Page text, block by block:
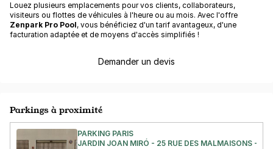
Louez plusieurs emplacements pour vos clients, collaborateurs,
visiteurs ou flottes de véhicules à l'heure ou au mois. Avec l'offre
Zenpark Pro Pool, vous bénéficiez d'un tarif avantageux, d'une
facturation adaptée et de moyens d'accès simplifiés !
Demander un devis
Parkings à proximité
PARKING PARIS
JARDIN JOAN MIRÓ - 25 RUE DES MALMAISONS -